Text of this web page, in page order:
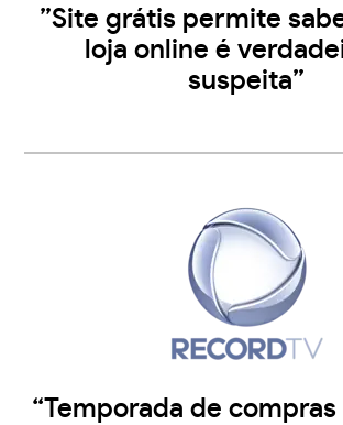
”Site grátis permite
loja online é
suspeita”
“Temporada de